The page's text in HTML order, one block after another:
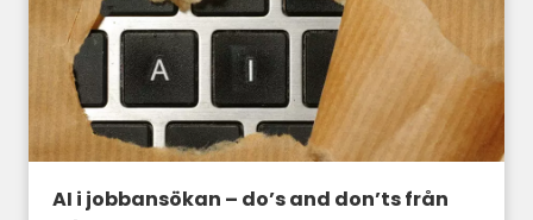
AI i jobbansökan – do’s and don’ts från